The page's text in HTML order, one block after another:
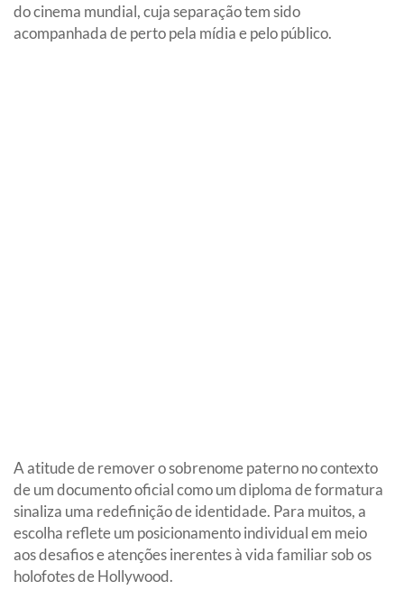
do cinema mundial, cuja separação tem sido
acompanhada de perto pela mídia e pelo público.
A atitude de remover o sobrenome paterno no contexto
de um documento oficial como um diploma de formatura
sinaliza uma redefinição de identidade. Para muitos, a
escolha reflete um posicionamento individual em meio
aos desafios e atenções inerentes à vida familiar sob os
holofotes de Hollywood.